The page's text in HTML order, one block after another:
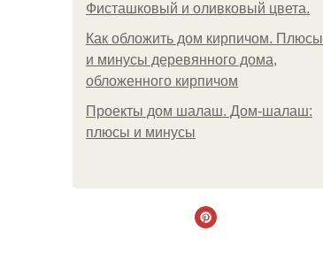
Фисташковый и оливковый цвета.
Как обложить дом кирпичом. Плюсы
и минусы деревянного дома,
обложенного кирпичом
Проекты дом шалаш. Дом-шалаш:
плюсы и минусы